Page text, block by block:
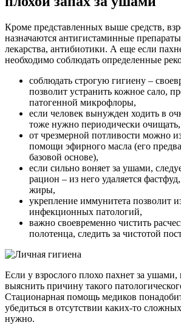
Кроме представленных выше средств,
назначаются антигистаминные
лекарства, антибиотики. А еще если
необходимо соблюдать определенные
соблюдать строгую гигиену –
позволит устранить кожное сало,
патогенной микрофлоры,
если человек вынужден ходить в
тоже нужно периодически очищать,
от чрезмерной потливости можно
помощи эфирного масла (его
базовой основе),
если сильно воняет за ушами,
рацион – из него удаляется
жиры,
укрепление иммунитета позволит
инфекционных патологий,
важно своевременно чистить
полотенца, следить за чистотой
Если у взрослого плохо пахнет за ушами,
выяснить причину такого
Стационарная помощь медиков
убедиться в отсутствии каких-то
нужно.